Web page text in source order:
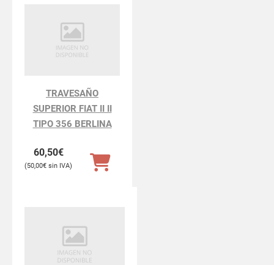
TRAVESAÑO
SUPERIOR FIAT II II
TIPO 356 BERLINA
60,50€
50,00€